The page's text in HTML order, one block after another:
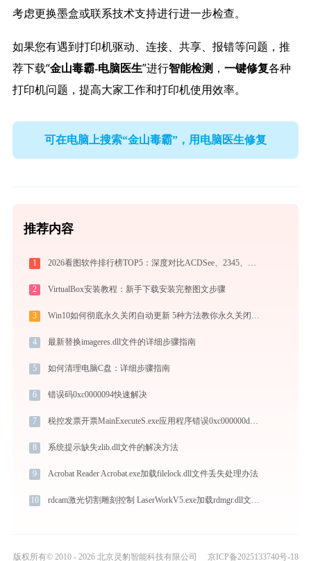
考虑更换墨盒或联系技术支持进行进一步检查。
如果您有遇到打印机驱动、连接、共享、报错等问题，推
荐下载“金山毒霸-电脑医生”进行智能检测， 一键修复各种
打印机问题，提高大家工作和打印机使用效率。
可在电脑上搜索“金山毒霸”，用电脑医生修复
推荐内容
1 2026看图软件排行榜TOP5：深度对比ACDSee、2345、光影、Honeyview、FastStone
2 VirtualBox安装教程：新手下载安装完整图文步骤
3 Win10如何彻底永久关闭自动更新 5种方法教你永久关闭win10自动更新
4 最新替换imageres.dll文件的详细步骤指南
5 如何清理电脑C盘：详细步骤指南
6 错误码0xc0000094快速解决
7 税控发票开票MainExecuteS.exe应用程序错误0xc000000d解决方法
8 系统提示缺失zlib.dll文件的解决方法
9 Acrobat Reader Acrobat.exe加载filelock.dll文件丢失处理办法
10 rdcam激光切割雕刻控制 LaserWorkV5.exe加载rdmgr.dll文件丢失处理办法
版权所有© 2010 - 2026 北京灵豹智能科技有限公司 京ICP备2025133740号-18